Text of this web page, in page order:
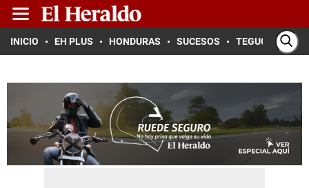
INICIO EH PLUS HONDURAS SUCESOS TEGUCIGALPA